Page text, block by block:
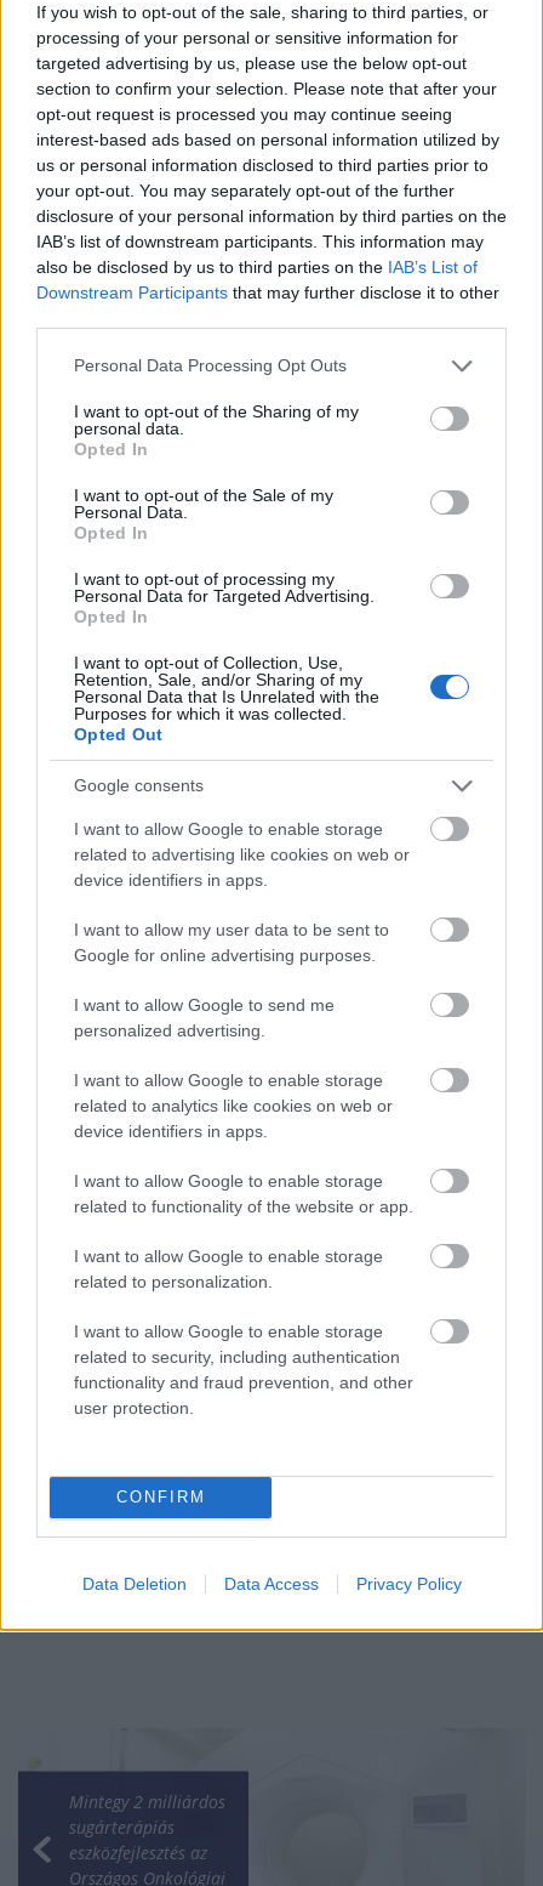
If you wish to opt-out of the sale, sharing to third parties, or
processing of your personal or sensitive information for
targeted advertising by us, please use the below opt-out
section to confirm your selection. Please note that after your
opt-out request is processed you may continue seeing
interest-based ads based on personal information utilized by
us or personal information disclosed to third parties prior to
your opt-out. You may separately opt-out of the further
disclosure of your personal information by third parties on the
IAB’s list of downstream participants. This information may
also be disclosed by us to third parties on the IAB’s List of
Downstream Participants that may further disclose it to other
Please note that this website/app uses one or more Google
not limited to your visit or usage behaviour. You may click to
grant or deny consent to Google and its third-party tags to
use your data for below specified purposes in below Google
consent section.
Personal Data Processing Opt Outs
I want to opt-out of the Sharing of my
personal data.
Opted In
I want to opt-out of the Sale of my
Personal Data.
Opted In
I want to opt-out of processing my
Personal Data for Targeted Advertising.
Opted In
I want to opt-out of Collection, Use,
Retention, Sale, and/or Sharing of my
Personal Data that Is Unrelated with the
Purposes for which it was collected.
Opted Out
Google consents
I want to allow Google to enable storage
related to advertising like cookies on web or
device identifiers in apps.
I want to allow my user data to be sent to
Google for online advertising purposes.
I want to allow Google to send me
personalized advertising.
I want to allow Google to enable storage
related to analytics like cookies on web or
device identifiers in apps.
I want to allow Google to enable storage
related to functionality of the website or app.
I want to allow Google to enable storage
related to personalization.
I want to allow Google to enable storage
related to security, including authentication
functionality and fraud prevention, and other
user protection.
CONFIRM
Data Deletion Data Access Privacy Policy
ELEMZÉSEK 2026. júl. 21.
Kéthónapos a Tisza-kormány: íme a mérleg!
Uniós források: íme a teendők, amelyek a
pénzek érkezéséhez még szükségesek
Minden idők legjövedelmezőbbje és
legdrágábbja volt az amerikai foci vb -
gyorsmérleg
csavar a sztoriban
HÍREK 2026. júl. 19.
Mintegy 2 milliárdos
sugárterápiás
eszközfejlesztés az
Országos Onkológiai